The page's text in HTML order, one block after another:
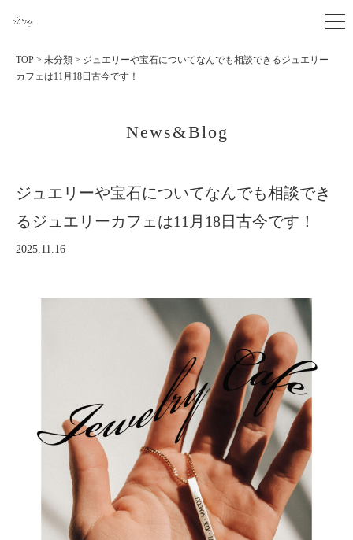
TOP > 未分類 > ジュエリーや宝石についてなんでも相談できるジュエリー
カフェは11月18日古今です！
News&Blog
ジュエリーや宝石についてなんでも相談でき
るジュエリーカフェは11月18日古今です！
2025.11.16